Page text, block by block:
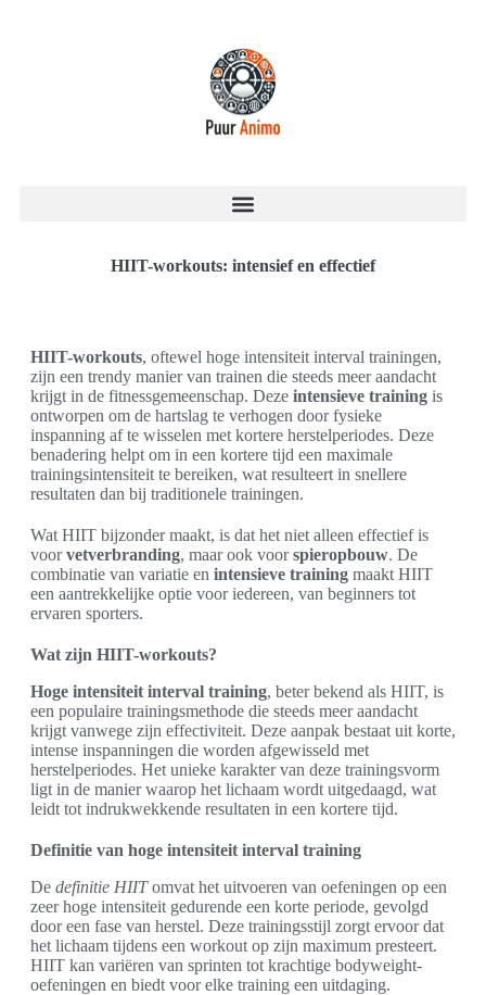
HIIT-workouts: intensief en effectief
HIIT-workouts, oftewel hoge intensiteit interval trainingen,
zijn een trendy manier van trainen die steeds meer aandacht
krijgt in de fitnessgemeenschap. Deze intensieve training is
ontworpen om de hartslag te verhogen door fysieke
inspanning af te wisselen met kortere herstelperiodes. Deze
benadering helpt om in een kortere tijd een maximale
trainingsintensiteit te bereiken, wat resulteert in snellere
resultaten dan bij traditionele trainingen.
Wat HIIT bijzonder maakt, is dat het niet alleen effectief is
voorvetverbranding, maar ook voorspieropbouw. De
combinatie van variatie en intensieve training maakt HIIT
een aantrekkelijke optie voor iedereen, van beginners tot
ervaren sporters.
Wat zijn HIIT-workouts?
Hoge intensiteit interval training, beter bekend als HIIT, is
een populaire trainingsmethode die steeds meer aandacht
krijgt vanwege zijn effectiviteit. Deze aanpak bestaat uit korte,
intense inspanningen die worden afgewisseld met
herstelperiodes. Het unieke karakter van deze trainingsvorm
ligt in de manier waarop het lichaam wordt uitgedaagd, wat
leidt tot indrukwekkende resultaten in een kortere tijd.
Definitie van hoge intensiteit interval training
De definitie HIITomvat het uitvoeren van oefeningen op een
zeer hoge intensiteit gedurende een korte periode, gevolgd
door een fase van herstel. Deze trainingsstijl zorgt ervoor dat
het lichaam tijdens een workout op zijn maximum presteert.
HIIT kan variëren van sprinten tot krachtige bodyweight-
oefeningen en biedt voor elke training een uitdaging.